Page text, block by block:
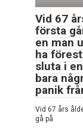
Vid 67
första
en man
ha
sluta i
bara
panik
Vid 67 års
gå på